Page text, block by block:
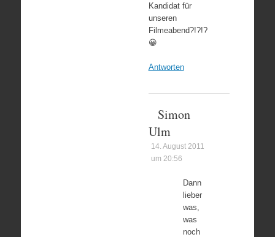
Kandidat für
unseren
Filmeabend?!?!?
😀
Antworten
Simon
Ulm
14. August 2011
um 20:56
Dann
lieber
was,
was
noch